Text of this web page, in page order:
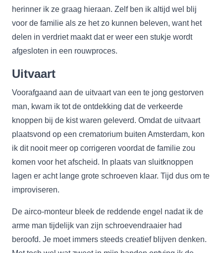
herinner ik ze graag hieraan. Zelf ben ik altijd wel blij
voor de familie als ze het zo kunnen beleven, want het
delen in verdriet maakt dat er weer een stukje wordt
afgesloten in een rouwproces.
Uitvaart
Voorafgaand aan de uitvaart van een te jong gestorven
man, kwam ik tot de ontdekking dat de verkeerde
knoppen bij de kist waren geleverd. Omdat de uitvaart
plaatsvond op een crematorium buiten Amsterdam, kon
ik dit nooit meer op corrigeren voordat de familie zou
komen voor het afscheid. In plaats van sluitknoppen
lagen er acht lange grote schroeven klaar. Tijd dus om te
improviseren.
De airco-monteur bleek de reddende engel nadat ik de
arme man tijdelijk van zijn schroevendraaier had
beroofd. Je moet immers steeds creatief blijven denken.